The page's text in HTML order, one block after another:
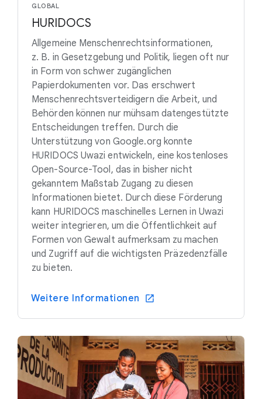
GLOBAL
HURIDOCS
Allgemeine Menschenrechtsinformationen,
z. B. in Gesetzgebung und Politik, liegen oft nur
in Form von schwer zugänglichen
Papierdokumenten vor. Das erschwert
Menschenrechtsverteidigern die Arbeit, und
Behörden können nur mühsam datengestützte
Entscheidungen treffen. Durch die
Unterstützung von Google.org konnte
HURIDOCS Uwazi entwickeln, eine kostenloses
Open-Source-Tool, das in bisher nicht
gekanntem Maßstab Zugang zu diesen
Informationen bietet. Durch diese Förderung
kann HURIDOCS maschinelles Lernen in Uwazi
weiter integrieren, um die Öffentlichkeit auf
Formen von Gewalt aufmerksam zu machen
und Zugriff auf die wichtigsten Präzedenzfälle
zu bieten.
Weitere Informationen